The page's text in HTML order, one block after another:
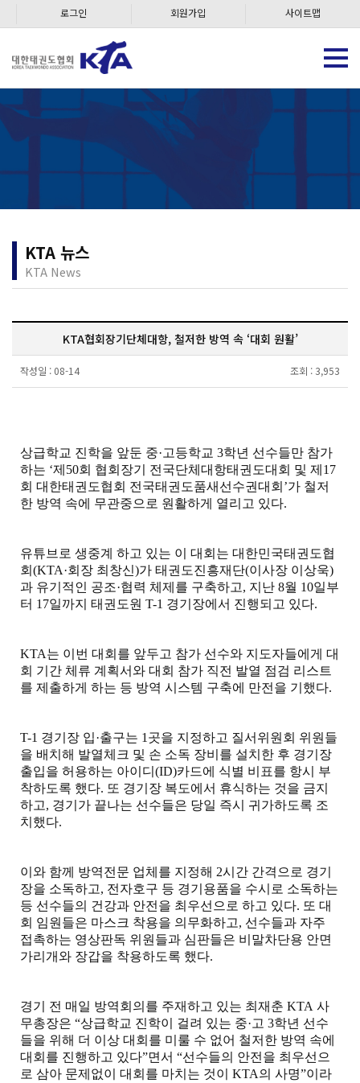
로그인 회원가입 사이트맵
KTA 뉴스
KTA News
KTA협회장기단체대항, 철저한 방역 속 ‘대회 원활’
작성일 : 08-14 조회 : 3,953
상급학교 진학을 앞둔 중·고등학교 3학년 선수들만 참가
하는 ‘제 50회 협회장기 전국단체대항태권도대회 및 제 17
회 대한태권도협회 전국태권도품새선수권대회 ’가 철저
한 방역 속에 무관중으로 원활하게 열리고 있다.
유튜브로 생중계 하고 있는 이 대회는 대한민국태권도협
회 (KTA·회장 최창신)가 태권도진흥재단(이사장 이상욱)
과 유기적인 공조·협력 체제를 구축하고, 지난 8월 10일부
터 17일까지 태권도원 T-1 경기장에서 진행되고 있다.
KTA는 이번 대회를 앞두고 참가 선수와 지도자들에게 대
회 기간 체류 계획서와 대회 참가 직전 발열 점검 리스트
를 제출하게 하는 등 방역 시스템 구축에 만전을 기했다.
T-1 경기장 입·출구는 1 곳을 지정하고 질서위원회 위원들
을 배치해 발열체크 및 손 소독 장비를 설치한 후 경기장
출입을 허용하는 아이디 (ID)카드에 식별 비표를 항시 부
착하도록 했다. 또 경기장 복도에서 휴식하는 것을 금지
하고, 경기가 끝나는 선수들은 당일 즉시 귀가하도록 조
치했다.
이와 함께 방역전문 업체를 지정해 2시간 간격으로 경기
장을 소독하고, 전자호구 등 경기용품을 수시로 소독하는
등 선수들의 건강과 안전을 최우선으로 하고 있다. 또 대
회 임원들은 마스크 착용을 의무화하고, 선수들과 자주
접촉하는 영상판독 위원들과 심판들은 비말차단용 안면
가리개와 장갑을 착용하도록 했다.
경기 전 매일 방역회의를 주재하고 있는 최재춘 KTA 사
무총장은 “상급학교 진학이 걸려 있는 중·고 3학년 선수
들을 위해 더 이상 대회를 미룰 수 없어 철저한 방역 속에
대회를 진행하고 있다”면서 “선수들의 안전을 최우선으
로 삼아 문제없이 대회를 마치는 것이 KTA의 사명”이라